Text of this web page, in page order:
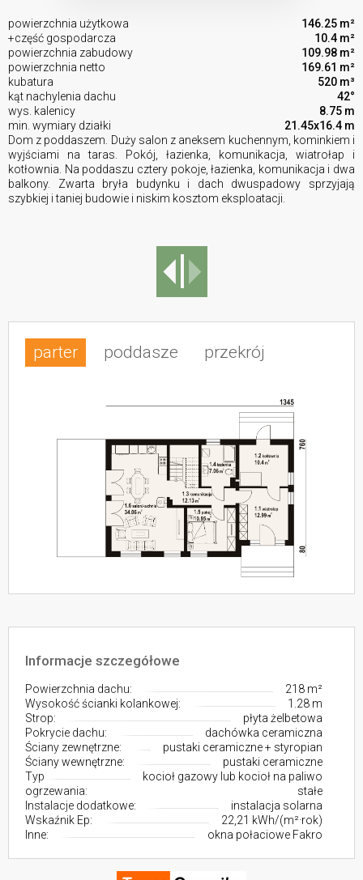
powierzchnia użytkowa
146.25 m²
+część gospodarcza
10.4 m²
powierzchnia zabudowy
109.98 m²
powierzchnia netto
169.61 m²
kubatura
520 m³
kąt nachylenia dachu
42°
wys. kalenicy
8.75 m
min. wymiary działki
21.45x16.4 m
Dom z poddaszem. Duży salon z aneksem kuchennym, kominkiem i
wyjściami na taras. Pokój, łazienka, komunikacja, wiatrołap i
kotłownia. Na poddaszu cztery pokoje, łazienka, komunikacja i dwa
balkony. Zwarta bryła budynku i dach dwuspadowy sprzyjają
szybkiej i taniej budowie i niskim kosztom eksploatacji.
parter poddasze przekrój
Informacje szczegółowe
Powierzchnia dachu:
218 m²
Wysokość ścianki kolankowej:
1.28 m
Strop:
płyta żelbetowa
Pokrycie dachu:
dachówka ceramiczna
Ściany zewnętrzne:
pustaki ceramiczne + styropian
Ściany wewnętrzne:
pustaki ceramiczne
Typ
ogrzewania:
kocioł gazowy lub kocioł na paliwo
stałe
Instalacje dodatkowe:
instalacja solarna
Wskaźnik Ep:
22,21 kWh/(m²·rok)
Inne:
okna połaciowe Fakro